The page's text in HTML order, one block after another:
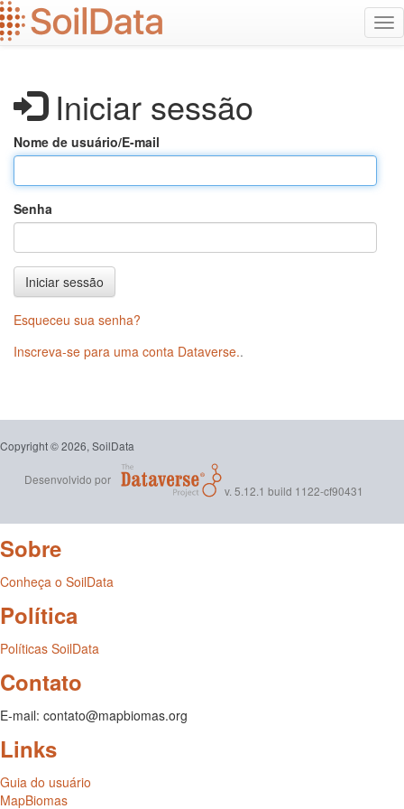
Ir
para
o
Iniciar sessão
Nome de usuário/E-mail
Senha
Iniciar sessão
Esqueceu sua senha?
Inscreva-se para uma conta Dataverse..
Copyright © 2026, SoilData
Desenvolvido por
v. 5.12.1 build 1122-cf90431
Sobre
Conheça o SoilData
Política
Políticas SoilData
Contato
E-mail: contato@mapbiomas.org
Links
Guia do usuário
MapBiomas